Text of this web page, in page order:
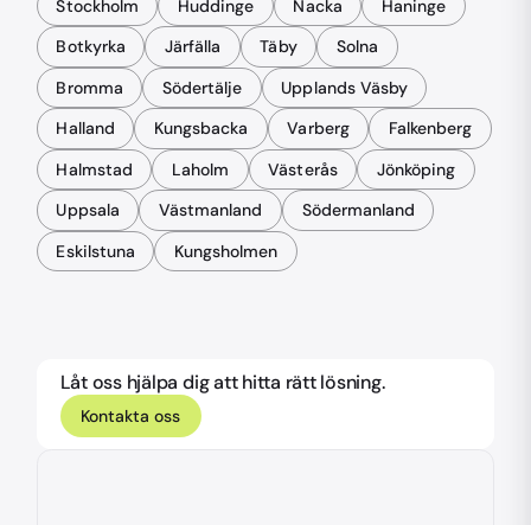
Stockholm
Huddinge Nacka
Haninge
Botkyrka
Järfälla Täby
Solna
Bromma
Södertälje
Upplands Väsby
Halland
Kungsbacka Varberg
Falkenberg
Halmstad
Laholm Västerås
Jönköping
Uppsala
Västmanland
Södermanland
Eskilstuna
Kungsholmen
Låt oss hjälpa dig att hitta rätt lösning.
Kontakta oss